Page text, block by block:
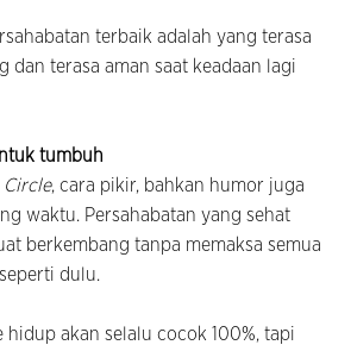
terbaik adalah yang terasa
dan terasa aman saat keadaan lagi
tumbuh
Circle, cara pikir, bahkan humor juga
waktu. Persahabatan yang sehat
berkembang tanpa memaksa semua
dulu.
hidup akan selalu cocok 100%, tapi